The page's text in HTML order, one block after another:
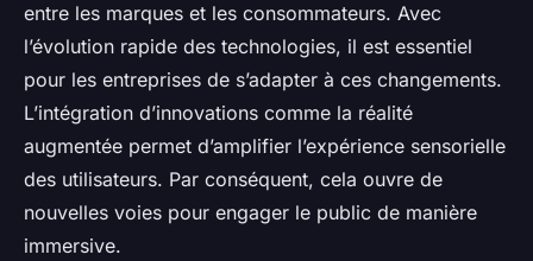
entre les marques et les consommateurs. Avec
l’évolution rapide des technologies, il est essentiel
pour les entreprises de s’adapter à ces changements.
L’intégration d’innovations comme la réalité
augmentée permet d’amplifier l’expérience sensorielle
des utilisateurs. Par conséquent, cela ouvre de
nouvelles voies pour engager le public de manière
immersive.